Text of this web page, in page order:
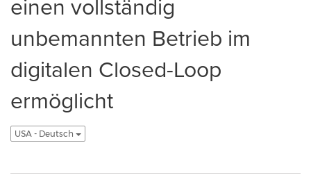
unbemannten Betrieb im
digitalen Closed-Loop
ermöglicht
USA - Deutsch